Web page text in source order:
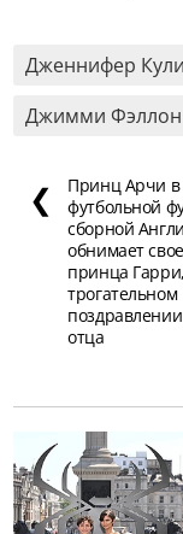
Дженнифер
Джимми Фэллон
❮
Принц Арчи в
футбольной
сборной
обнимает
принца
трогательном
отца